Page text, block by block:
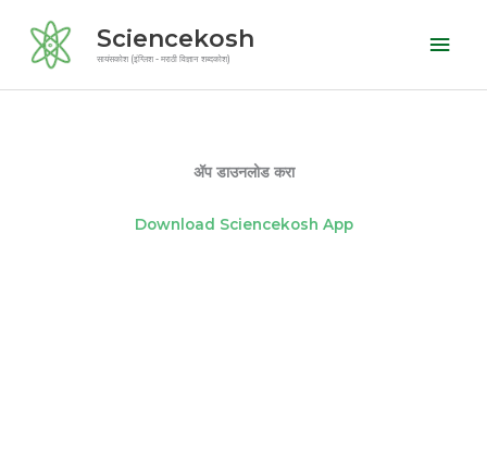
content
Sciencekosh
सायंसकोश (इंग्लिश - मराठी विज्ञान शब्दकोश)
ॲप डाउनलोड करा
Download Sciencekosh App